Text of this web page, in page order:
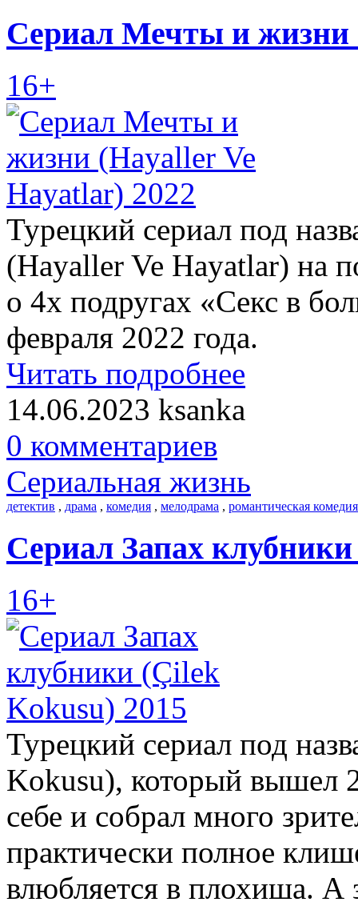
Сериал Мечты и жизни
16+
Турецкий сериал под
(Hayaller Ve Hayatlar) на
о 4х подругах «Секс в
февраля 2022 года.
Читать подробнее
14.06.2023 ksanka
0 комментариев
Сериальная жизнь
детектив , драма , комедия , мелодрама , романтическая комедия
Сериал Запах
16+
Турецкий сериал под
Kokusu), который вышел
себе и собрал много
практически полное
влюбляется в плохиша. А